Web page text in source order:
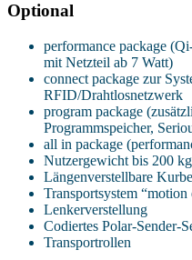
Optional
performance package
mit Netzteil ab 7 Watt)
connect package zur
RFID/Drahtlosnetzwerk
program package
Programmspeicher,
all in package
Nutzergewicht bis 200 kg
Längenverstellbare
Transportsystem “motion
Lenkerverstellung
Codiertes Polar-Sender-
Transportrollen